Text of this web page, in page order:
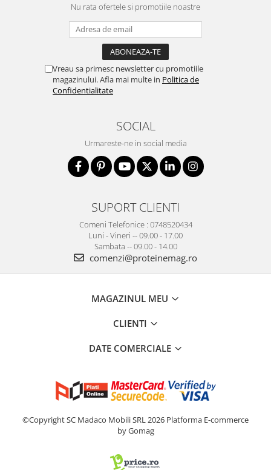
Nu rata ofertele si promotiile noastre
Vreau sa primesc newsletter cu promotiile
magazinului. Afla mai multe in Politica de
Confidentialitate
SOCIAL
Urmareste-ne in social media
SUPORT CLIENTI
Comeni Telefonice : 0748520434
Luni - Vineri -- 09.00 - 17.00
Sambata -- 09.00 - 14.00
comenzi@proteinemag.ro
MAGAZINUL MEU
CLIENTI
DATE COMERCIALE
©Copyright SC Madaco Mobili SRL 2026 Platforma E-commerce
by Gomag